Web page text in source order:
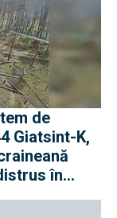
de
Giatsint-K,
în